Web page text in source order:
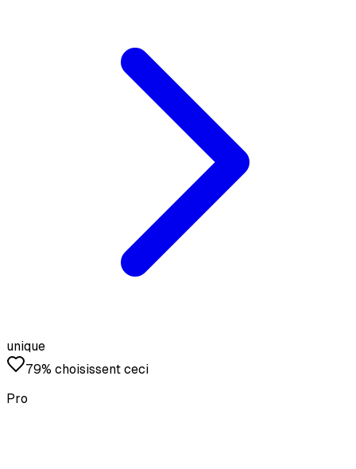
unique
79% choisissent ceci
Pro